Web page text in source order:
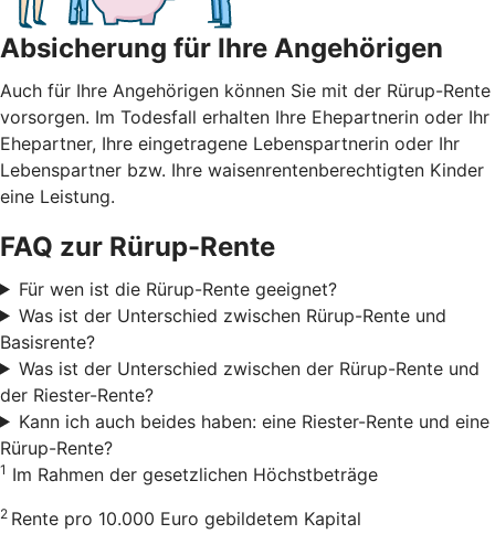
Absicherung für Ihre Angehörigen
Auch für Ihre Angehörigen können Sie mit der Rürup-Rente
vorsorgen. Im Todesfall erhalten Ihre Ehepartnerin oder Ihr
Ehepartner, Ihre eingetragene Lebenspartnerin oder Ihr
Lebenspartner bzw. Ihre waisenrentenberechtigten Kinder
eine Leistung.
FAQ zur Rürup-Rente
Für wen ist die Rürup-Rente geeignet?
Was ist der Unterschied zwischen Rürup-Rente und
Basisrente?
Was ist der Unterschied zwischen der Rürup-Rente und
der Riester-Rente?
Kann ich auch beides haben: eine Riester-Rente und eine
Rürup-Rente?
1 Im Rahmen der gesetzlichen Höchstbeträge
2 Rente pro 10.000 Euro gebildetem Kapital